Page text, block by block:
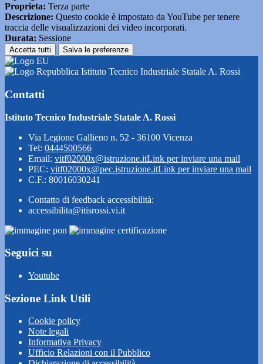
Proprieta: Terza parte
Descrizione: Questo cookie è impostato da YouTube per tenere
traccia delle visualizzazioni dei video incorporati.
Durata: Sessione
Accetta tutti Salva le preferenze
Istituto Tecnico Industriale Statale A. Rossi
Contatti
Istituto Tecnico Industriale Statale A. Rossi
Via Legione Gallieno n. 52 - 36100 Vicenza
Tel: 0444500566
Email: vitf02000x@istruzione.itLink per inviare una mail
PEC: vitf02000x@pec.istruzione.itLink per inviare una mail
C.F.: 80016030241
Contatto di feedback accessibilità:
accessibilita@itisrossi.vi.it
Seguici su
Youtube
Sezione Link Utili
Cookie policy
Note legali
Informativa Privacy
Ufficio Relazioni con il Pubblico